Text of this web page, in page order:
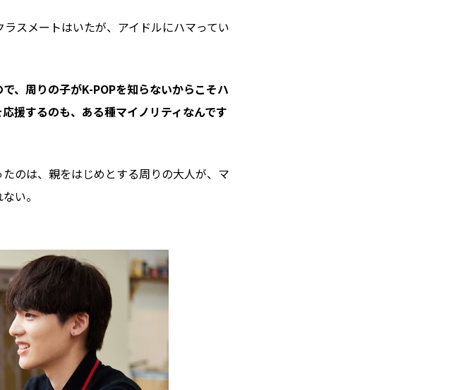
スメートはいたが、アイドルにハマってい
、周りの子がK-POPを知らないからこそハ
援するのも、ある種マイノリティなんです
のは、親をはじめとする周りの大人が、マ
い。